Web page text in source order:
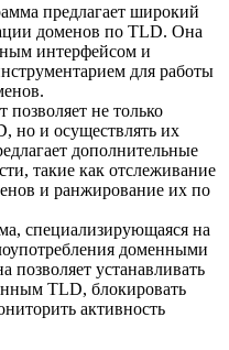
предлагает широкий
доменов по TLD. Она
интерфейсом и
для работы
не только
но и осуществлять их
дополнительные
такие как отслеживание
и ранжирование их по
специализирующаяся на
доменными
позволяет устанавливать
TLD, блокировать
активность